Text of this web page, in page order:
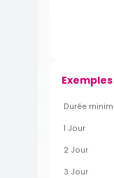
Durée
1 Jour
2 Jour
3 Jour